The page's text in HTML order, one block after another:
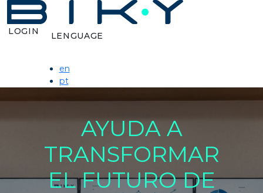
LOGIN LENGUAGE
en
pt
AYUDA A
TRANSFORMAR
EL FUTURO DE